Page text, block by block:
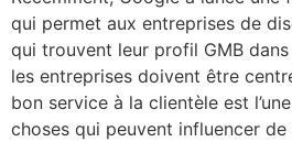
qui permet aux entreprises de
qui trouvent leur profil GMB dans
les entreprises doivent être
bon service à la clientèle est
choses qui peuvent influencer